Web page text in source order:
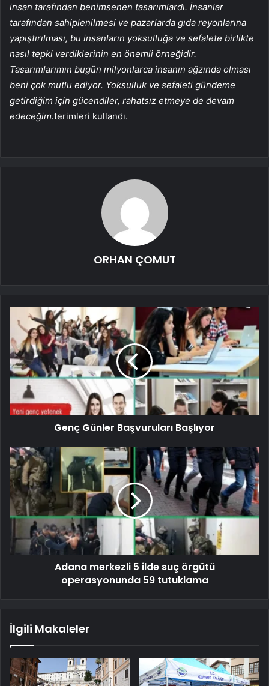
insan tarafından benimsenen tasarımlardı. İnsanlar
tarafından sahiplenilmesi ve pazarlarda gıda reyonlarına
yapıştırılması, bu insanların yoksulluğa ve sefalete birlikte
nasıl tepki verdiklerinin en önemli örneğidir.
Tasarımlarımın bugün milyonlarca insanın ağzında olması
beni çok mutlu ediyor. Yoksulluk ve sefaleti gündeme
getirdiğim için gücendiler, rahatsız etmeye de devam
edeceğim.terimleri kullandı.
ORHAN ÇOMUT
Genç Günler Başvuruları Başlıyor
Adana merkezli 5 ilde suç örgütü
operasyonunda 59 tutuklama
İlgili Makaleler